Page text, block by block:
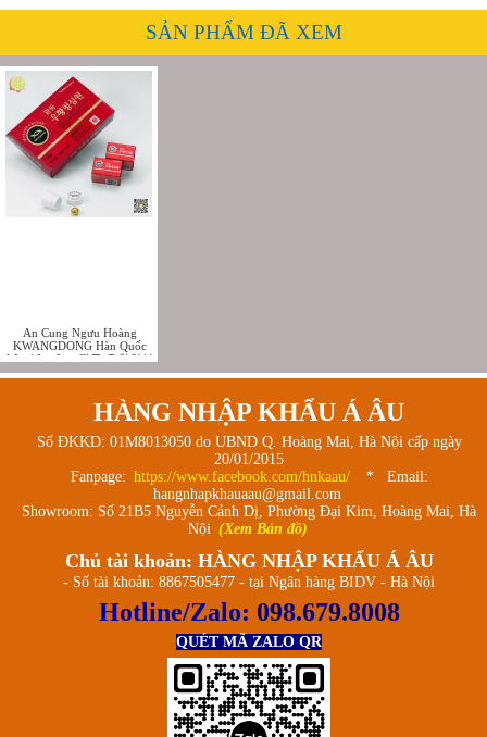
SẢN PHẨM ĐÃ XEM
An Cung Ngưu Hoàng
KWANGDONG Hàn Quốc
hộp 10 viên - 광동 우황청심
원
HÀNG NHẬP KHẨU Á ÂU
Số ĐKKD: 01M8013050 do UBND Q. Hoàng Mai, Hà Nội cấp ngày
20/01/2015
Fanpage: https://www.facebook.com/hnkaau/
* Email:
hangnhapkhauaau@gmail.com
Showroom: Số 21B5 Nguyễn Cảnh Dị, Phường Đại Kim, Hoàng Mai, Hà
Nội (Xem Bản đồ)
Chủ tài khoản: HÀNG NHẬP KHẨU Á ÂU
- Số tài khoản: 8867505477 - tại Ngân hàng BIDV - Hà Nội
Hotline/Zalo: 098.679.8008
QUÉT MÃ ZALO QR